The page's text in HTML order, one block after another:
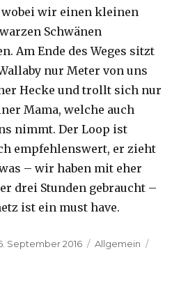
wir einen kleinen
Schwänen
Am Ende des Weges sitzt
nur Meter von uns
Hecke und trollt sich nur
Mama, welche auch
nimmt. Der Loop ist
empfehlenswert, er zieht
– wir haben mit eher
drei Stunden gebraucht –
ist ein must have.
September 2016 Kategorien
Allgemein